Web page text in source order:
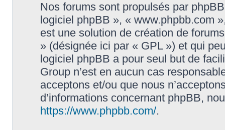
Nos forums sont propulsés par
logiciel phpBB », « www.phpbb.com
est une solution de création de
» (désignée ici par « GPL ») et qui
logiciel phpBB a pour seul but de
Group n’est en aucun cas
acceptons et/ou que nous
d’informations concernant phpBB,
https://www.phpbb.com/.